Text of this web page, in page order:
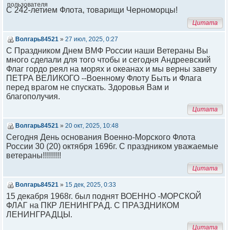
С 242-летием Флота, товарищи Черноморцы!
Цитата
Волгарь84521 » 27 июл, 2025, 0:27
С Праздником Днем ВМФ России наши Ветераны Вы
много сделали для того чтобы и сегодня Андреевский
Флаг гордо реял на морях и океанах и мы верны завету
ПЕТРА ВЕЛИКОГО --Военному Флоту Быть и Флага
перед врагом не спускать. Здоровья Вам и
благополучия.
Цитата
Волгарь84521 » 20 окт, 2025, 10:48
Сегодня День основания Военно-Морского Флота
России 30 (20) октября 1696г. С праздником уважаемые
ветераны!!!!!!!!!
Цитата
Волгарь84521 » 15 дек, 2025, 0:33
15 декабря 1968г. был поднят ВОЕННО -МОРСКОЙ
ФЛАГ на ПКР ЛЕНИНГРАД. С ПРАЗДНИКОМ
ЛЕНИНГРАДЦЫ.
Цитата